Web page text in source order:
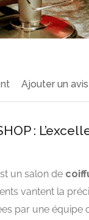
Ajouter un avis
:
un salon de
vantent la
par une équipe